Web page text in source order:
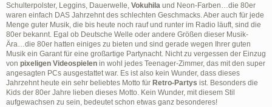
Schulterpolster, Leggins, Dauerwelle, Vokuhila und Neon-Farben…die 80er
waren einfach DAS Jahrzehnt des schlechten Geschmacks. Aber auch für jede
Menge guter Musik, die bis heute noch rauf und runter im Radio läuft, sind die
80er bekannt. Egal ob Deutsche Welle oder andere Größen dieser Musik-
Ära…die 80er hatten einiges zu bieten und sind gerade wegen Ihrer guten
Musik ein Garant für eine großartige Partynacht. Nicht zu vergessen der Einzug
von pixeligen Videospielen in wohl jedes Teenager-Zimmer, das mit den super
angesagten PCs ausgestattet war. Es ist also kein Wunder, dass dieses
Jahrzehnt heute ein sehr beliebtes Motto für Retro-Partys ist. Besonders die
Kids der 80er Jahre lieben dieses Motto. Kein Wunder, mit diesem Stil
aufgewachsen zu sein, bedeutet schon etwas ganz besonderes!